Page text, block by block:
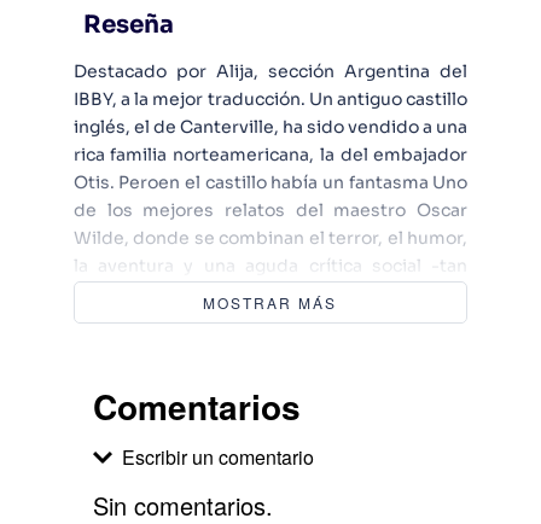
Reseña
Destacado por Alija, sección Argentina del
IBBY, a la mejor traducción. Un antiguo castillo
inglés, el de Canterville, ha sido vendido a una
rica familia norteamericana, la del embajador
Otis. Peroen el castillo había un fantasma Uno
de los mejores relatos del maestro Oscar
Wilde, donde se combinan el terror, el humor,
la aventura y una aguda crítica social -tan
actual y precisa como su traducción-para dar
vida a este peculiar fantasma inglés, uno de
MOSTRAR MÁS
Comentarios
Escribir un comentario
Sin comentarios.